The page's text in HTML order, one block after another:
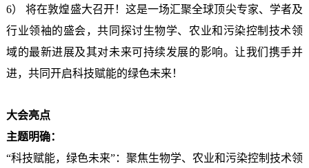
6） 将在敦煌盛大召开！这是一场汇聚全球顶尖专家、学者及
行业领袖的盛会，共同探讨生物学、农业和污染控制技术领
域的最新进展及其对未来可持续发展的影响。让我们携手并
进，共同开启科技赋能的绿色未来！
大会亮点
主题明确：
“科技赋能，绿色未来”：聚焦生物学、农业和污染控制技术领